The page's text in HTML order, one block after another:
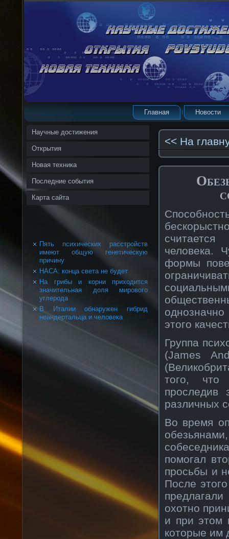
Главная Новости
Научные достижения
Открытия
Новая техника
Последние события
Карта сайта
Пять психических расстройств
имеют общую генетическую
причину
НАСА: конца света не будет
На грибы и корни приходится
значительная доля мирового
углерода
В Италии обнаружен гибрид
неандертальца и человека
<< На
человека.
формы
этого
Группа
(James
того, что
проследив
различных
Во время
помогал
просьбы и
После
охотно
и при этом
которые им